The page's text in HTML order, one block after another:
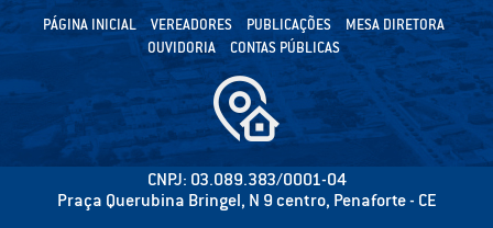
PÁGINA INICIAL VEREADORES PUBLICAÇÕES
MESA DIRETORA
OUVIDORIA
CONTAS PÚBLICAS
CNPJ: 03.089.383/0001-04
Praça Querubina Bringel, N 9 centro, Penaforte - CE